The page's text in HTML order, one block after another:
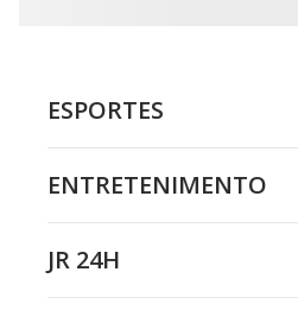
ESPORTES
ENTRETENIMENTO
JR 24H